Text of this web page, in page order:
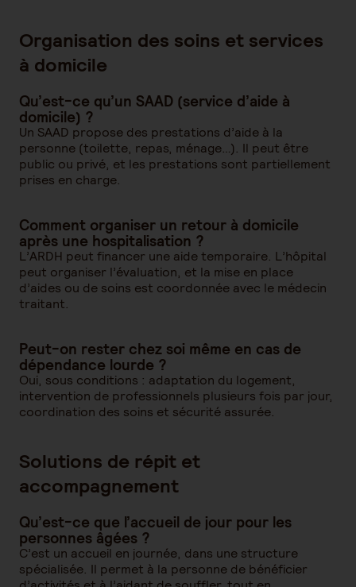
Organisation des soins et services
à domicile
Qu’est-ce qu’un SAAD (service d’aide à
domicile) ?
Un SAAD propose des prestations d’aide à la
personne (toilette, repas, ménage…). Il peut être
public ou privé, et les prestations sont partiellement
prises en charge.
Comment organiser un retour à domicile
après une hospitalisation ?
L’ARDH peut financer une aide temporaire. L’hôpital
peut organiser l’évaluation, et la mise en place
d’aides ou de soins est coordonnée avec le médecin
traitant.
Peut-on rester chez soi même en cas de
dépendance lourde ?
Oui, sous conditions : adaptation du logement,
intervention de professionnels plusieurs fois par jour,
coordination des soins et sécurité assurée.
Solutions de répit et
accompagnement
Qu’est-ce que l’accueil de jour pour les
personnes âgées ?
C’est un accueil en journée, dans une structure
spécialisée. Il permet à la personne de bénéficier